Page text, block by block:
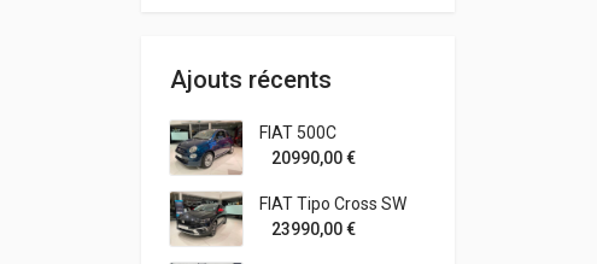
Ajouts récents
FIAT 500C
20990,00€
FIAT Tipo Cross SW
23990,00€